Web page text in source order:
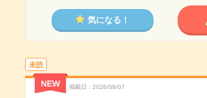
気になる！
未読
NEW 掲載日 2026/08/07